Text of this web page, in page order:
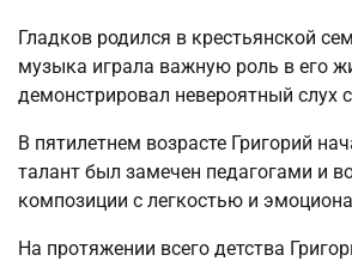
Гладков родился в крестьянской
музыка играла важную роль в его
демонстрировал невероятный слух
В пятилетнем возрасте Григорий
талант был замечен педагогами и
композиции с легкостью и
На протяжении всего детства